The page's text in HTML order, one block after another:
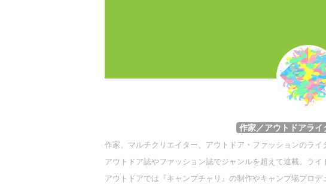
作家／アウトドアライ
作家、マルチクリエイター、アウトドア・ファッションのライ
アウトドア誌やファッション誌でジャンルを超えて連載。ライ
アウトドアでは『キャンプチャリ』の制作やキャンプ場プロ